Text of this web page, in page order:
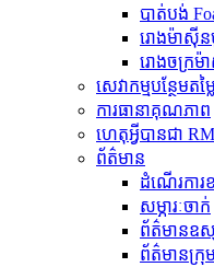
បាត់បង់
រោងម៉ាស៊ី
រោងចក្រម៉
សេវាកម្មបន្ថែមតម្លៃ
ការធានាគុណភាព
ហេតុអ្វីបានជា
ព័ត៌មាន
ដំណើរការ
សម្ភារៈចាក់
ព័ត៌មានឧស្
ព័ត៌មានក្